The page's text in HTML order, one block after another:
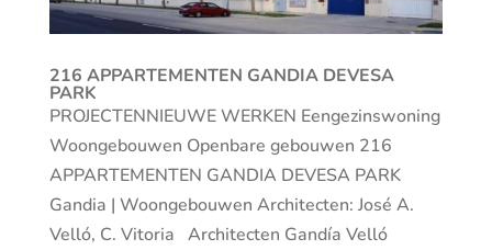
216 APPARTEMENTEN GANDIA DEVESA
PARK
PROJECTENNIEUWE WERKEN Eengezinswoning
Woongebouwen Openbare gebouwen 216
APPARTEMENTEN GANDIA DEVESA PARK
Gandia | Woongebouwen Architecten: José A.
Velló, C. Vitoria Architecten Gandía Velló